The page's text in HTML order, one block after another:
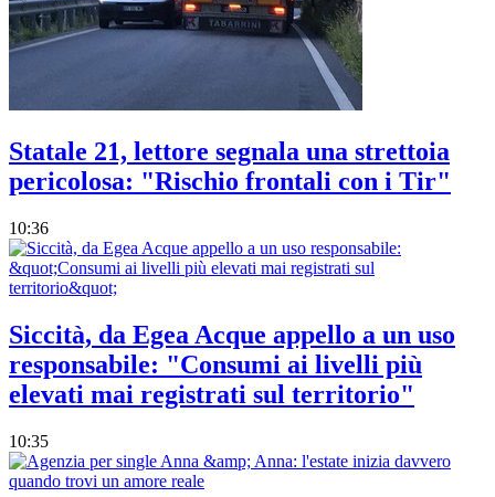
Statale 21, lettore segnala una strettoia
pericolosa: "Rischio frontali con i Tir"
10:36
Siccità, da Egea Acque appello a un uso
responsabile: "Consumi ai livelli più
elevati mai registrati sul territorio"
10:35